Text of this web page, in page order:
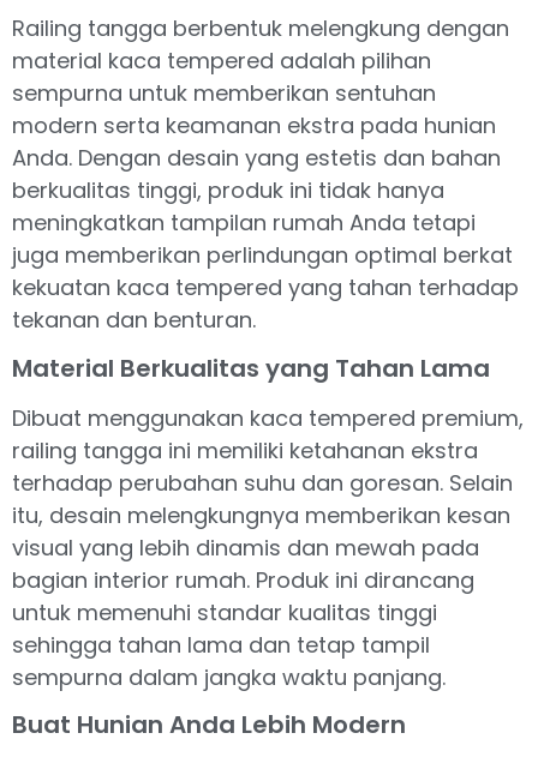
Railing tangga berbentuk melengkung dengan
material kaca tempered adalah pilihan
sempurna untuk memberikan sentuhan
modern serta keamanan ekstra pada hunian
Anda. Dengan desain yang estetis dan bahan
berkualitas tinggi, produk ini tidak hanya
meningkatkan tampilan rumah Anda tetapi
juga memberikan perlindungan optimal berkat
kekuatan kaca tempered yang tahan terhadap
tekanan dan benturan.
Material Berkualitas yang Tahan Lama
Dibuat menggunakan kaca tempered premium,
railing tangga ini memiliki ketahanan ekstra
terhadap perubahan suhu dan goresan. Selain
itu, desain melengkungnya memberikan kesan
visual yang lebih dinamis dan mewah pada
bagian interior rumah. Produk ini dirancang
untuk memenuhi standar kualitas tinggi
sehingga tahan lama dan tetap tampil
sempurna dalam jangka waktu panjang.
Buat Hunian Anda Lebih Modern